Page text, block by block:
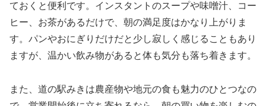
ておくと便利です。インスタントのスープや味噌汁、コー
ヒー、お茶があるだけで、朝の満足度はかなり上がりま
す。パンやおにぎりだけだと少し寂しく感じることもあり
ますが、温かい飲み物があると体も気分も落ち着きます。
また、道の駅みきは農産物や地元の食も魅力のひとつなの